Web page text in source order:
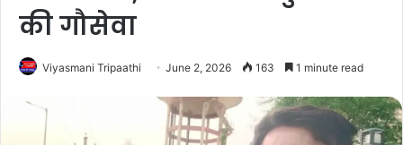
की गौसेवा
Viyasmani Tripaathi June 2, 2026 163 1 minute read